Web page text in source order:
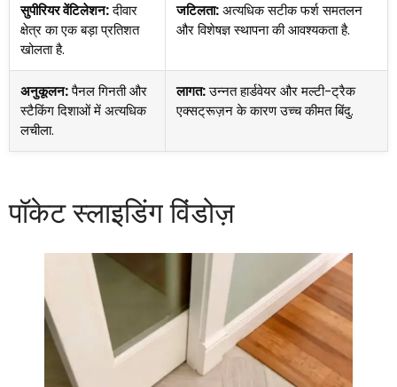
सुपीरियर वेंटिलेशन:दीवार
क्षेत्र का एक बड़ा प्रतिशत
खोलता है.
जटिलता:अत्यधिक सटीक फर्श समतलन
और विशेषज्ञ स्थापना की आवश्यकता है.
अनुकूलन:पैनल गिनती और
स्टैकिंग दिशाओं में अत्यधिक
लचीला.
लागत:उन्नत हार्डवेयर और मल्टी-ट्रैक
एक्सट्रूज़न के कारण उच्च कीमत बिंदु.
पॉकेट स्लाइडिंग विंडोज़